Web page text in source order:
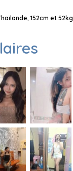
152cm et 52kg